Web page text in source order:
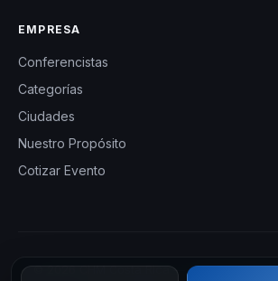
EMPRESA
Conferencistas
Categorías
Ciudades
Nuestro Propósito
Cotizar Evento
© 2026 CHM Costa Rica — Charlas